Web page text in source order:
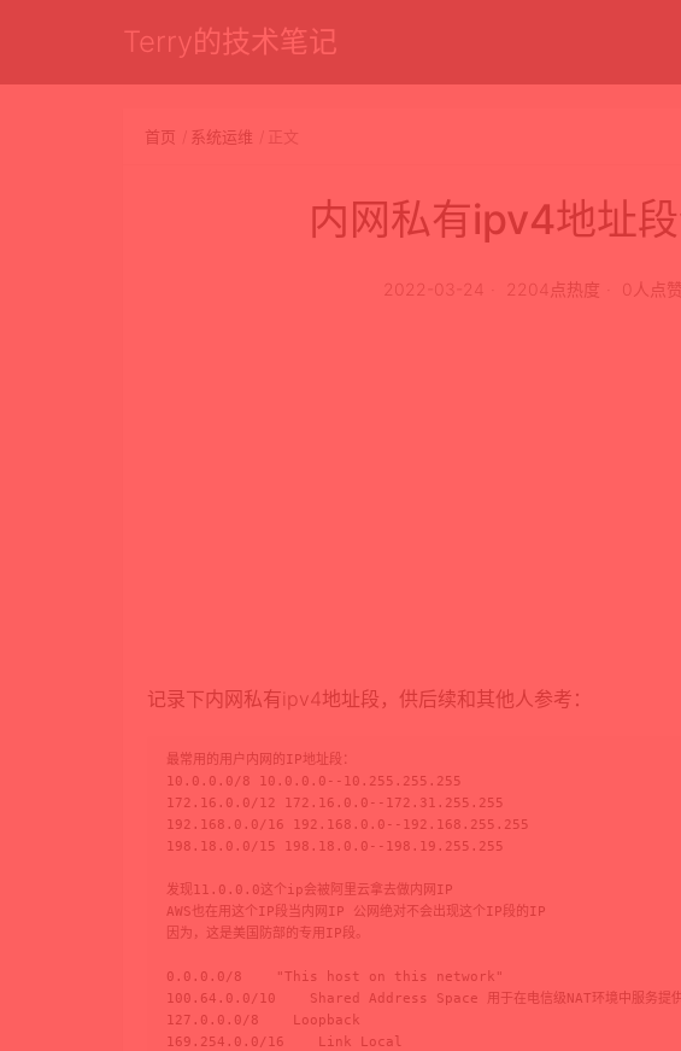
Terry的技术笔记
首页 系统运维 正文
内网私有ipv4地址
2022-03-24 2204点热度 0人点赞
记录下内网私有ipv4地址段，供后续和其他人参考：
最常用的用户内网的IP地址段：
10.0.0.0/8 10.0.0.0--10.255.255.255
172.16.0.0/12 172.16.0.0--172.31.255.255
192.168.0.0/16 192.168.0.0--192.168.255.255
198.18.0.0/15 198.18.0.0--198.19.255.255
发现11.0.0.0这个ip会被阿里云拿去做内网IP
AWS也在用这个IP段当内网IP 公网绝对不会出现这个IP段的IP
因为，这是美国防部的专用IP段。
0.0.0.0/8    "This host on this network"
100.64.0.0/10    Shared Address Space 用于在电信级NAT环境中服务提供
127.0.0.0/8    Loopback
169.254.0.0/16    Link Local